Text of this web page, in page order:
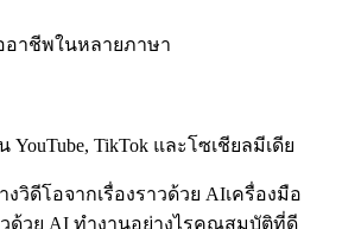
อาชีพในหลายภาษา
TikTok และโซเชียลมีเดีย
วิดีโอจากเรื่องราวด้วย AIเครื่องมือ
ด้วย AI ทำงานอย่างไรคุณสมบัติที่ดี